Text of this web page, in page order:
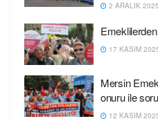
2 ARALIK 2025
17 KASIM
Mersin
onuru ile
12 KASIM